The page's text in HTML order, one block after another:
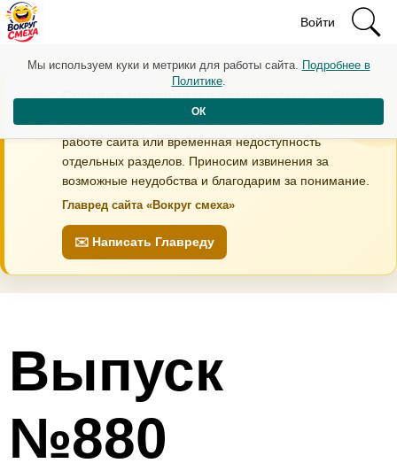
Войти
Сегодня проводятся технические работы
В течение дня возможны кратковременные перебои в
работе сайта или временная недоступность
отдельных разделов. Приносим извинения за
возможные неудобства и благодарим за понимание.
Главред сайта «Вокруг смеха»
✉️ Написать Главреду
Выпуск
№880
Мы используем куки и метрики для работы сайта. Подробнее в
Политике.
ОК